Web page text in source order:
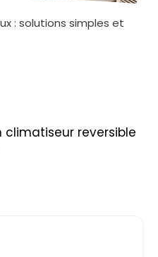
: solutions simples et
climatiseur reversible